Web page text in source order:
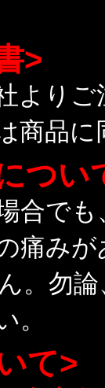
>
より
商品
つい
合で
痛み
。勿
。
て>